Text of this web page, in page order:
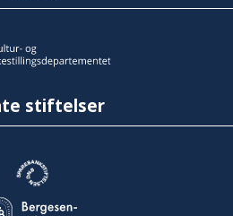
stiftelser